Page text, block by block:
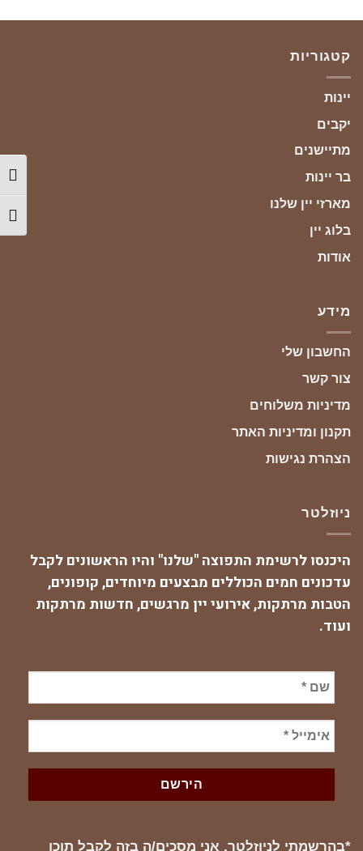
קטגוריות
יינות
יקבים
מתיישנים
בר יינות
מארזי יין שלנו
בלוג יין
אודות
מידע
החשבון שלי
צור קשר
מדיניות משלוחים
תקנון ומדיניות האתר
הצהרת נגישות
ניוזלטר
היכנסו לרשימת התפוצה "שלנו" והיו הראשונים לקבל
עדכונים חמים הכוללים מבצעים מיוחדים, קופונים,
הטבות מרתקות, אירועי יין מרגשים, חדשות מרתקות
ועוד.
*בהרשמתי לניוזלטר, אני מסכים/ה בזה לקבל תוכן